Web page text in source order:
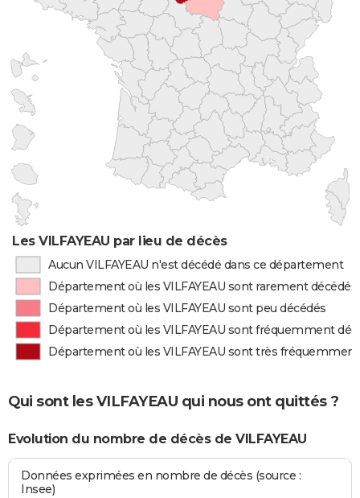
Les VILFAYEAU par lieu de décès
Aucun VILFAYEAU n'est décédé dans ce département
Département où les VILFAYEAU sont rarement décédés
Département où les VILFAYEAU sont peu décédés
Département où les VILFAYEAU sont fréquemment
Département où les VILFAYEAU sont très
Qui sont les VILFAYEAU qui nous ont quittés ?
Evolution du nombre de décès de VILFAYEAU
Données exprimées en nombre de décès (source :
Insee)